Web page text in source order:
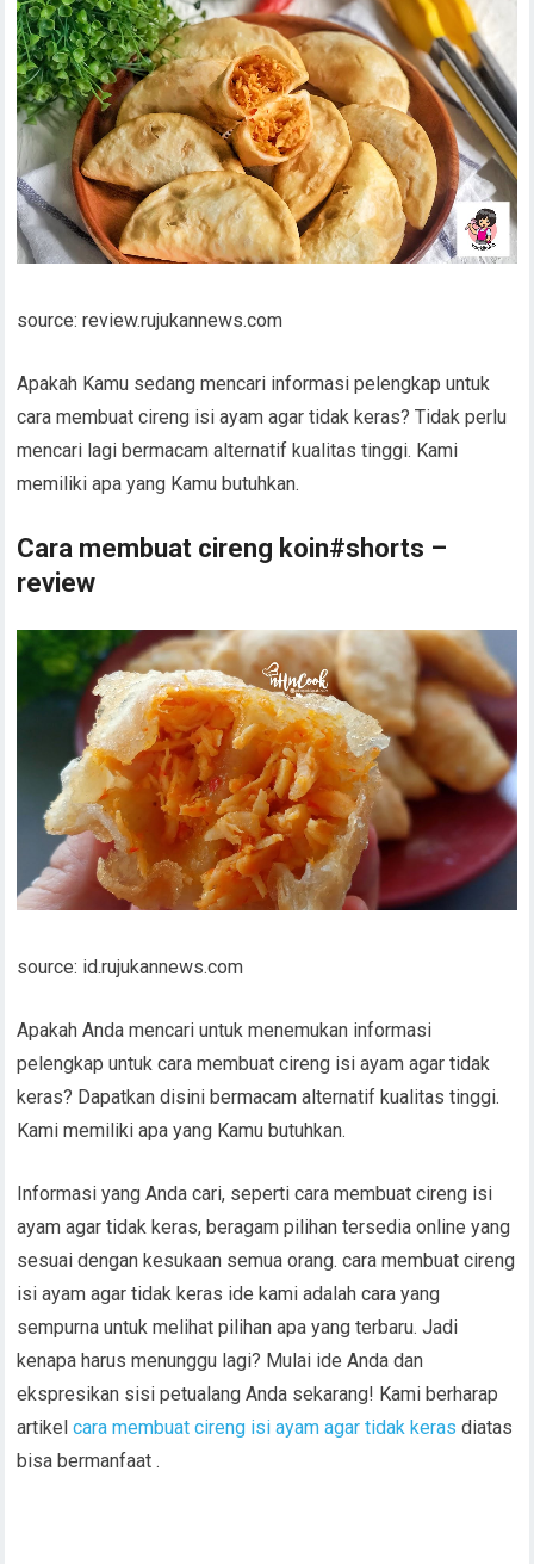
source: review.rujukannews.com
Apakah Kamu sedang mencari informasi pelengkap untuk
cara membuat cireng isi ayam agar tidak keras? Tidak perlu
mencari lagi bermacam alternatif kualitas tinggi. Kami
memiliki apa yang Kamu butuhkan.
Cara membuat cireng koin#shorts –
review
source: id.rujukannews.com
Apakah Anda mencari untuk menemukan informasi
pelengkap untuk cara membuat cireng isi ayam agar tidak
keras? Dapatkan disini bermacam alternatif kualitas tinggi.
Kami memiliki apa yang Kamu butuhkan.
Informasi yang Anda cari, seperti cara membuat cireng isi
ayam agar tidak keras, beragam pilihan tersedia online yang
sesuai dengan kesukaan semua orang. cara membuat cireng
isi ayam agar tidak keras ide kami adalah cara yang
sempurna untuk melihat pilihan apa yang terbaru. Jadi
kenapa harus menunggu lagi? Mulai ide Anda dan
ekspresikan sisi petualang Anda sekarang! Kami berharap
artikelcara membuat cireng isi ayam agar tidak kerasdiatas
bisa bermanfaat .